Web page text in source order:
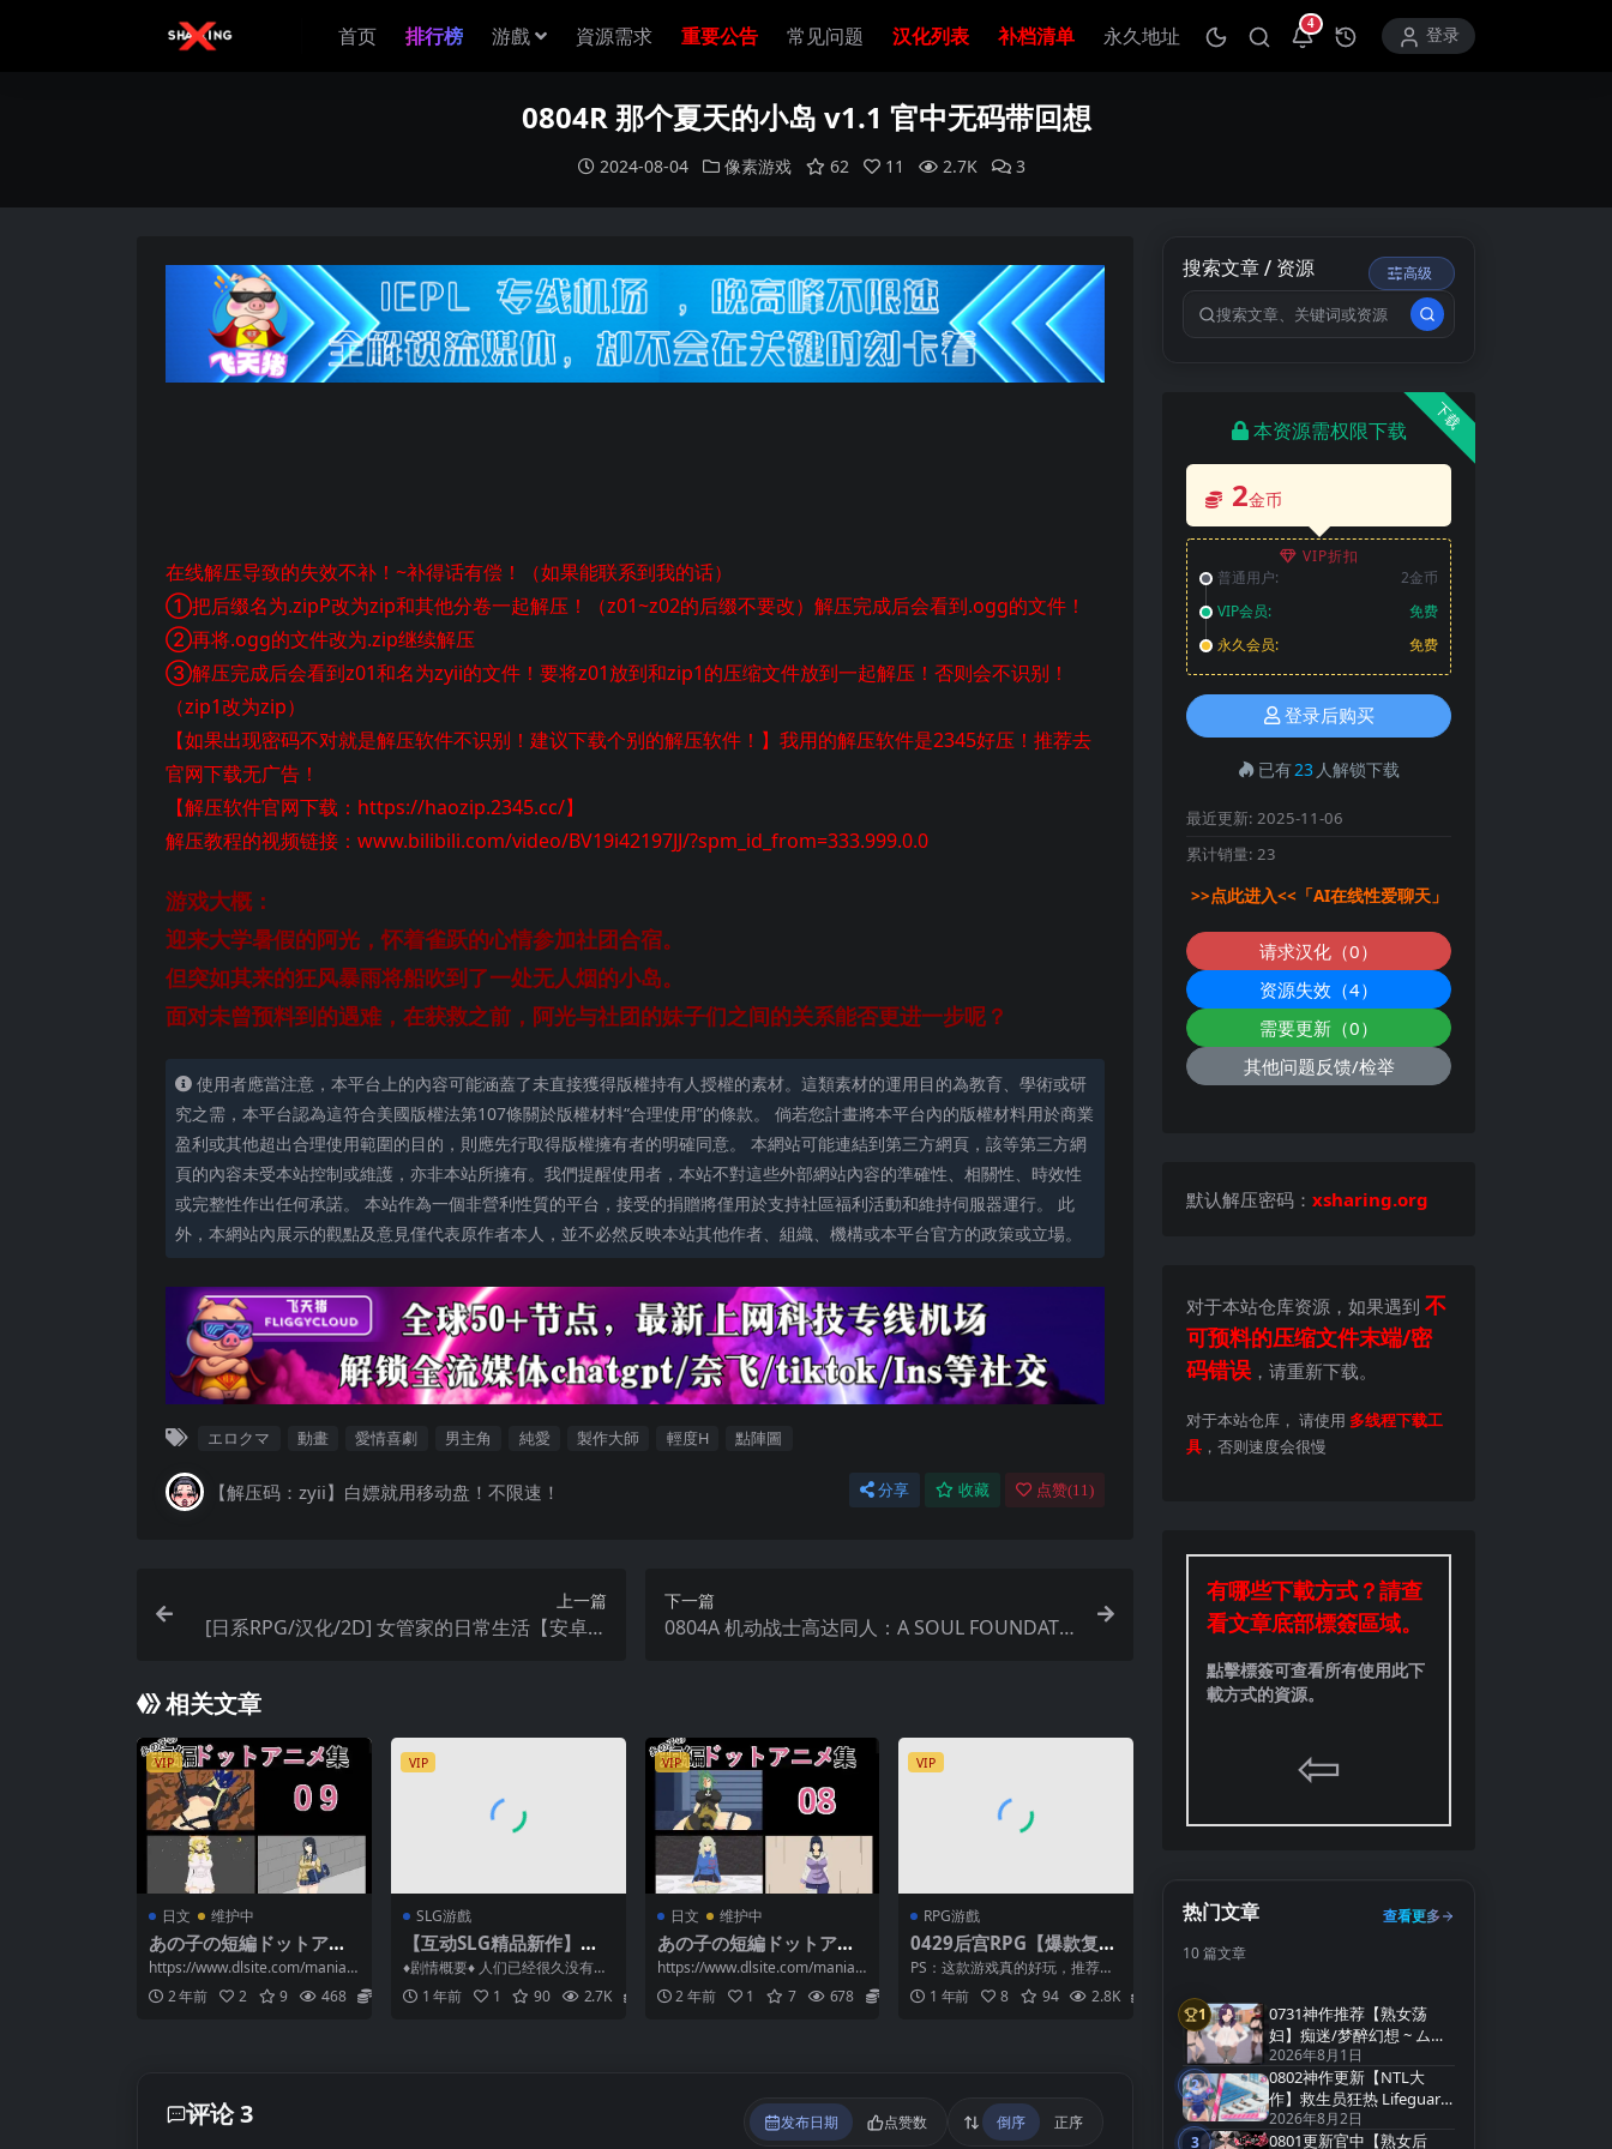
首页 排行榜 游戲 資源需求 重要公告 常见问题 汉化列表 补档清单 永久地址 4
打开通知中心登录
0804R 那个夏天的小岛 v1.1 官中无码带回想
2024-08-04 像素游戏 62 11 2.7K 3
在线解压导致的失效不补！~补得话有偿！（如果能联系到我的话）
①把后缀名为.zipP改为zip和其他分卷一起解压！（z01~z02的后缀不要改）解压完成后会看到.ogg的文件！
②再将.ogg的文件改为.zip继续解压
③解压完成后会看到z01和名为zyii的文件！要将z01放到和zip1的压缩文件放到一起解压！否则会不识别！
（zip1改为zip）
【如果出现密码不对就是解压软件不识别！建议下载个别的解压软件！】我用的解压软件是2345好压！推荐去
官网下载无广告！
【解压软件官网下载：https://haozip.2345.cc/】
解压教程的视频链接：www.bilibili.com/video/BV19i42197JJ/?spm_id_from=333.999.0.0
游戏大概：
迎来大学暑假的阿光，怀着雀跃的心情参加社团合宿。
但突如其来的狂风暴雨将船吹到了一处无人烟的小岛。
面对未曾预料到的遇难，在获救之前，阿光与社团的妹子们之间的关系能否更进一步呢？
使用者應當注意，本平台上的內容可能涵蓋了未直接獲得版權持有人授權的素材。這類素材的運用目的為教育、學術或研
究之需，本平台認為這符合美國版權法第107條關於版權材料“合理使用”的條款。 倘若您計畫將本平台內的版權材料用於商業
盈利或其他超出合理使用範圍的目的，則應先行取得版權擁有者的明確同意。 本網站可能連結到第三方網頁，該等第三方網
頁的內容未受本站控制或維護，亦非本站所擁有。我們提醒使用者，本站不對這些外部網站內容的準確性、相關性、時效性
或完整性作出任何承諾。 本站作為一個非營利性質的平台，接受的捐贈將僅用於支持社區福利活動和維持伺服器運行。 此
外，本網站內展示的觀點及意見僅代表原作者本人，並不必然反映本站其他作者、組織、機構或本平台官方的政策或立場。
エロクマ 動畫 愛情喜劇 男主角 純愛 製作大師 輕度H 點陣圖
【解压码：zyii】白嫖就用移动盘！不限速！ 分享 收藏 点赞(11 )
上一篇
[日系RPG/汉化/2D] 女管家的日常生活【安卓直
下一篇
0804A 机动战士高达同人：A SOUL FOUNDATI
相关文章
VIP
日文 维护中
あの子の短編ドットアニ
メ集09
https://www.dlsite.com/maniax/
work/=/pro...
2 年前 2 9 468
VIP
SLG游戲
【互动SLG精品新作】欲
望迷宫 ～与猫耳少女一起
探索生活～AI汉化版 発情
ダンジョン～猫耳娘と探
♦剧情概要♦ 人们已经很久没有成
为冒险者并挑战地下城了…… 经
验丰富的冒险伙伴—...
1 年前 1 90 2.7K
VIP
日文 维护中
あの子の短編ドットアニ
メ集08
https://www.dlsite.com/maniax/
work/=/pro...
2 年前 1 7 678
VIP
RPG游戲
0429后宫RPG【爆款复古
风】新时代剧色情RPG
『MANGEII -令和终极
版-』 Ver2.0.2【AI加载
PS：这款游戏真的好玩，推荐！
ネオ時代劇エロRPG 『 MANGEI
I -令和...
1 年前 8 94 2.8K
评论 3 发布日期 点赞数 倒序 正序
搜索文章 / 资源 高级
搜索关键词
下载
本资源需权限下载
2金币
VIP折扣
普通用户:
2金币
VIP会员:
免费
永久会员:
免费
登录后购买
已有23 人解锁下载
最近更新: 2025-11-06
累计销量: 23
>>点此进入<<「AI在线性爱聊天」
请求汉化（0）
资源失效（4）
需要更新（0）
其他问题反馈/检举
默认解压密码： xsharing.org
对于本站仓库资源，如果遇到 不
可预料的压缩文件末端/密
码错误 ，请重新下载。
对于本站仓库， 请使用 多线程下载工
具 ，否则速度会很慢
有哪些下載方式？請查
看文章底部標簽區域。
點擊標簽可查看所有使用此下
載方式的資源。
⇦
热门文章
查看更多
10 篇文章
第1名
1
0731神作推荐【熟女荡
妇】痴迷/梦醉幻想 ~ ムチ
ューファンタジー
v0.20a【官方中文】
2026年8月1日
第2名
2
0802神作更新【NTL大
作】救生员狂热 Lifeguard
Holic Demo v0.9.4-A【官
中无码】
2026年8月2日
3
0801更新官中【熟女后